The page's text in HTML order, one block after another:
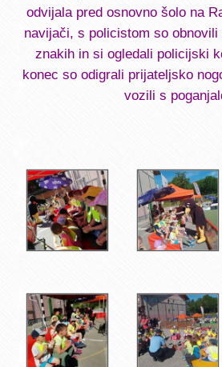
odvijala pred osnovno šolo na
navijači, s policistom so obnovili
znakih in si ogledali policijski
konec so odigrali prijateljsko
vozili s